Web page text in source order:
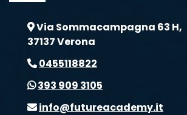
Via Sommacampagna 63 H,
37137 Verona
0455118822
393 909 3105
info@futureacademy.it